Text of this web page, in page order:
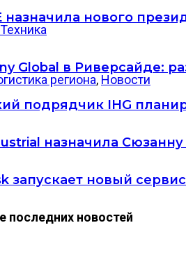
назначила нового
Техника
Global в Риверсайде:
региона, Новости
подрядчик IHG
назначила
запускает новый
последних новостей